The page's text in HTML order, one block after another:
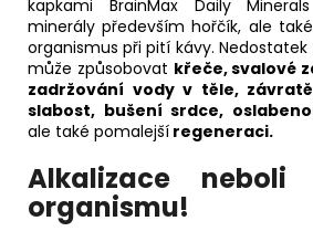
kapkami BrainMax Daily
minerály především hořčík, ale
organismus při pití kávy.
může způsobovat křeče, svalové
zadržování vody v těle,
slabost, bušení srdce,
ale také pomalejší regeneraci.
Alkalizace neboli
organismu!